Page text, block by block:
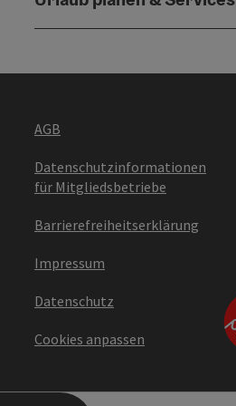
AGB
Datenschutzinformationen
für Mitgliedsbetriebe
Barrierefreiheitserklärung
Impressum
Datenschutz
Cookies anpassen